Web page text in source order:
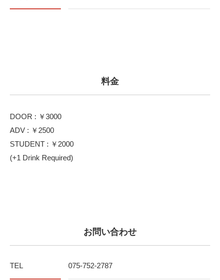
料金
DOOR : ￥3000
ADV : ￥2500
STUDENT : ￥2000
(+1 Drink Required)
お問い合わせ
TEL 075-752-2787